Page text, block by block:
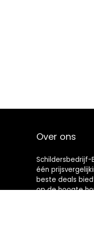
Over ons
Schildersbedrijf-
één
beste deals
op de hoogte